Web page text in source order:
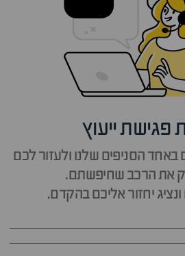
פגישת ייעוץ
הסניפים שלנו ולעזור לכם
את הרכב שחיפשתם.
יחזור אליכם בהקדם.